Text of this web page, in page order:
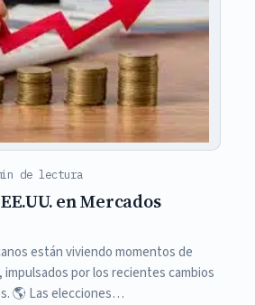
de lectura
en Mercados
están viviendo momentos de
por los recientes cambios
🌎 Las elecciones…